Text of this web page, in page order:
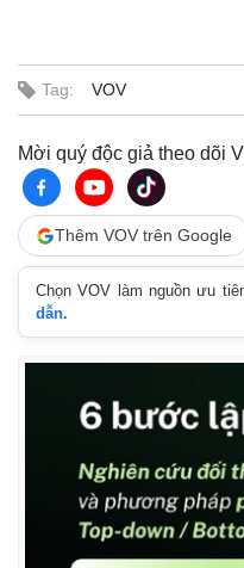
Pháp luật
Tin nóng
Tag: VOV
Mời quý độc giả theo dõi
Thêm VOV trên Google
Chọn VOV làm nguồn ưu
dẫn.